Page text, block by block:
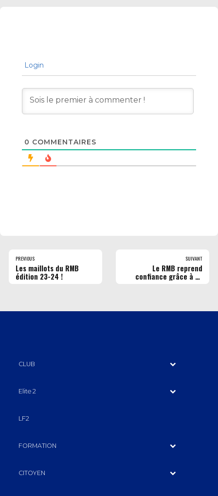
Login
0 COMMENTAIRES
PREVIOUS
Les maillots du RMB
édition 23-24 !
SUIVANT
Le RMB reprend
confiance grâce à sa
CLUB
Elite 2
LF2
FORMATION
CITOYEN